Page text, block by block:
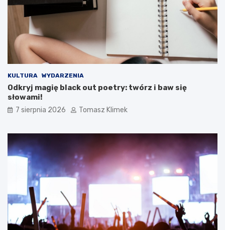
KULTURA WYDARZENIA
Odkryj magię black out poetry: twórz i baw się
słowami!
7 sierpnia 2026 Tomasz Klimek